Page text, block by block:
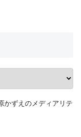
ずえのメディアリテ